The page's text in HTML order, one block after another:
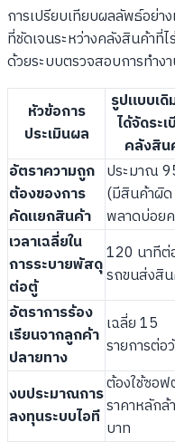
การเปรียบเทียบผลลัพธ์อย่า
ที่ชัดเจนระหว่างคลังสินค้าที่
ด้วยระบบตรวจสอบการทำง
หัวข้อการ
ประเมินผล
รูปแบบเดิ
ได้จัดระ
คลังสิน
อัตราความถูก
ต้องของการ
คัดแยกสินค้า
ประมาณ
(มีสินค้าผิด
พลาดบ่อย
เวลาเฉลี่ยใน
การระบายพัสดุ
ต่อตู้
120 นาที
รถขนส่งสิ
อัตราการร้อง
เรียนจากลูกค้า
ปลายทาง
เฉลี่ย 15
รายการต่อ
งบประมาณการ
ลงทุนระบบไอที
ต้องใช้ซอฟ
ราคาหลักล้
บาท